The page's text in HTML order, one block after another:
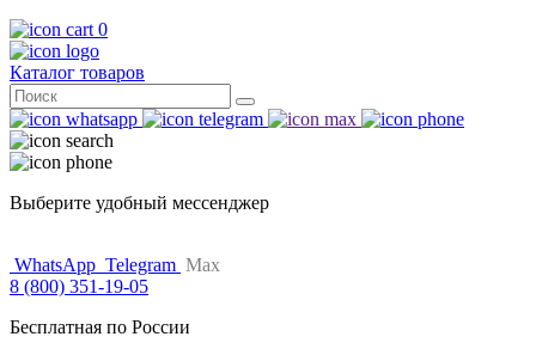
0
Каталог товаров
Поиск
for:
Выберите удобный мессенджер
WhatsApp Telegram Max
8 (800) 351-19-05
Бесплатная по России